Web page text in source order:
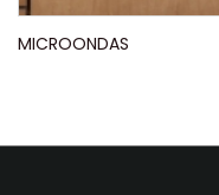
MICROONDAS